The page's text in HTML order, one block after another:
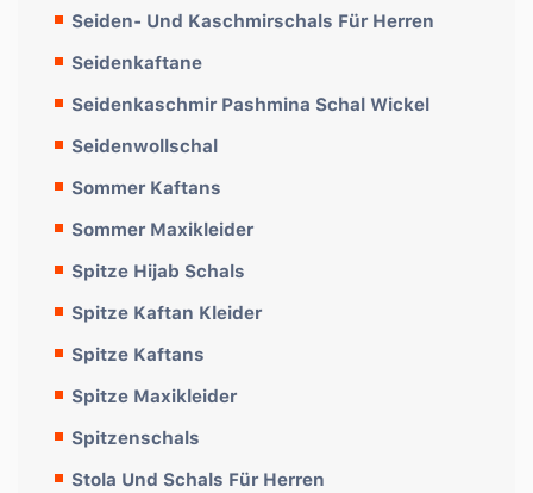
Seiden- Und Kaschmirschals Für Herren
Seidenkaftane
Seidenkaschmir Pashmina Schal Wickel
Seidenwollschal
Sommer Kaftans
Sommer Maxikleider
Spitze Hijab Schals
Spitze Kaftan Kleider
Spitze Kaftans
Spitze Maxikleider
Spitzenschals
Stola Und Schals Für Herren